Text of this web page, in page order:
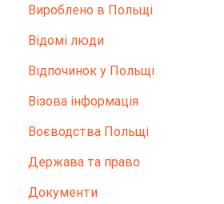
Вироблено в Польщі
Відомі люди
Відпочинок у Польщі
Візова інформація
Воєводства Польщі
Держава та право
Документи